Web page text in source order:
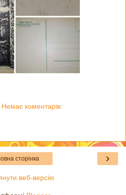
Немає коментарів:
›
сторінка
веб-версію